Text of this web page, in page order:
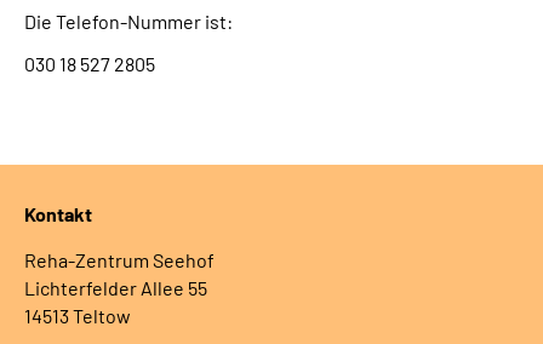
Die Telefon-Nummer ist:
030 18 527 2805
Kontakt
Reha-Zentrum Seehof
Lichterfelder Allee 55
14513 Teltow